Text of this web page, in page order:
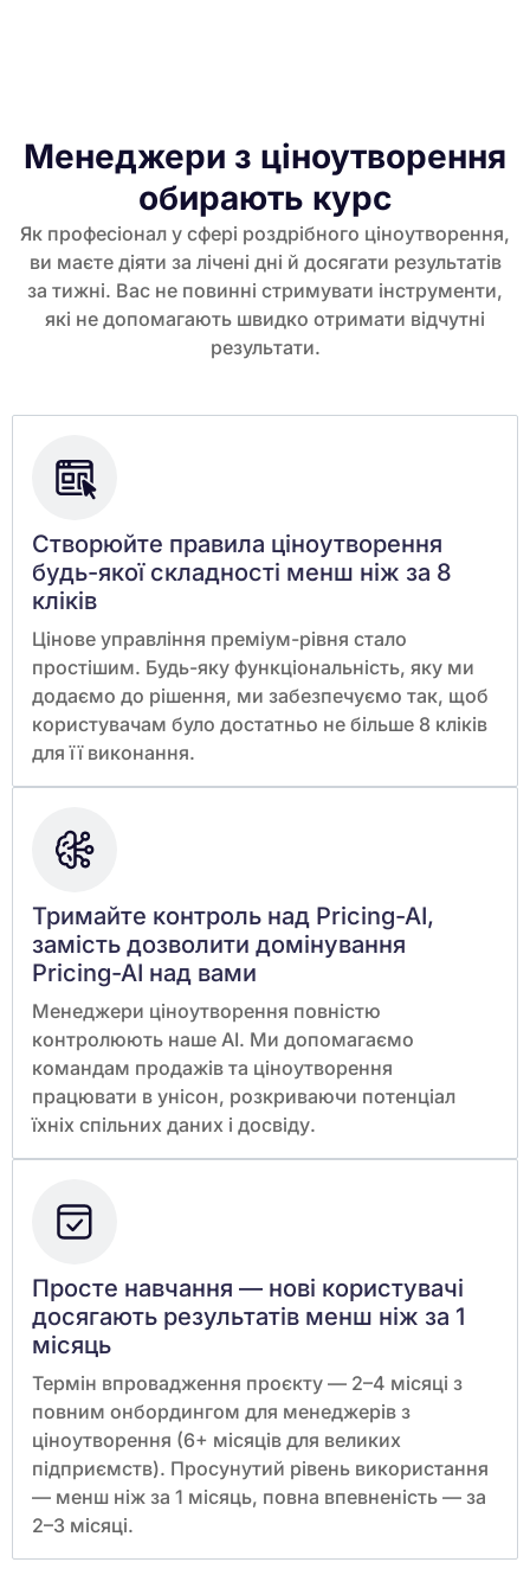
Менеджери з ціноутворення
обирають курс
Як професіонал у сфері роздрібного ціноутворення,
ви маєте діяти за лічені дні й досягати результатів
за тижні. Вас не повинні стримувати інструменти,
які не допомагають швидко отримати відчутні
результати.
Створюйте правила ціноутворення
будь-якої складності менш ніж за 8
кліків
Цінове управління преміум-рівня стало
простішим. Будь-яку функціональність, яку ми
додаємо до рішення, ми забезпечуємо так, щоб
користувачам було достатньо не більше 8 кліків
для її виконання.
Тримайте контроль над Pricing-AI,
замість дозволити домінування
Pricing-AI над вами
Менеджери ціноутворення повністю
контролюють наше AI. Ми допомагаємо
командам продажів та ціноутворення
працювати в унісон, розкриваючи потенціал
їхніх спільних даних і досвіду.
Просте навчання — нові користувачі
досягають результатів менш ніж за 1
місяць
Термін впровадження проєкту — 2–4 місяці з
повним онбордингом для менеджерів з
ціноутворення (6+ місяців для великих
підприємств). Просунутий рівень використання
— менш ніж за 1 місяць, повна впевненість — за
2–3 місяці.